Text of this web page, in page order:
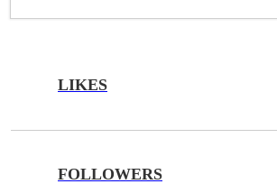
LIKES
FOLLOWERS